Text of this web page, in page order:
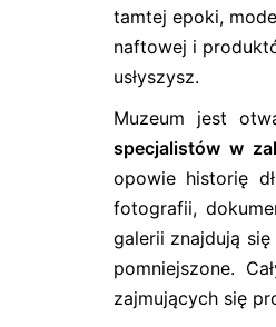
tamtej epoki,
naftowej i
usłyszysz.
Muzeum jest
specjalistów w
opowie historię
fotografii,
galerii znajdują
pomniejszone.
zajmujących się